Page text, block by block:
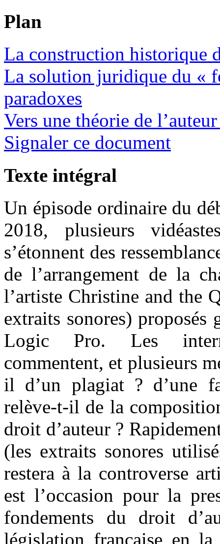
Plan
La construction historique
La solution juridique du «
paradoxes
Vers une théorie de
Signaler ce document
Texte intégral
Un épisode ordinaire du
2018, plusieurs
s’étonnent des
de l’arrangement de la
l’artiste Christine and the
extraits sonores)
Logic Pro. Les
commentent, et plusieurs
il d’un plagiat ? d’une
relève-t-il de la
droit d’auteur ?
(les extraits sonores
restera à la controverse
est l’occasion pour la
fondements du droit
législation française en la